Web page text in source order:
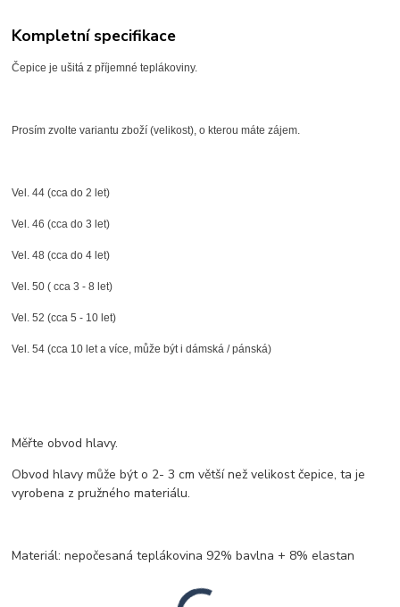
Kompletní specifikace
Čepice je ušitá z příjemné teplákoviny.
Prosím zvolte variantu zboží (velikost), o kterou máte zájem.
Vel. 44 (cca do 2 let)
Vel. 46 (cca do 3 let)
Vel. 48 (cca do 4 let)
Vel. 50 ( cca 3 - 8 let)
Vel. 52 (cca 5 - 10 let)
Vel. 54 (cca 10 let a více, může být i dámská / pánská)
Měřte obvod hlavy.
Obvod hlavy může být o 2- 3 cm větší než velikost čepice, ta je
vyrobena z pružného materiálu.
Materiál: nepočesaná teplákovina 92% bavlna + 8% elastan